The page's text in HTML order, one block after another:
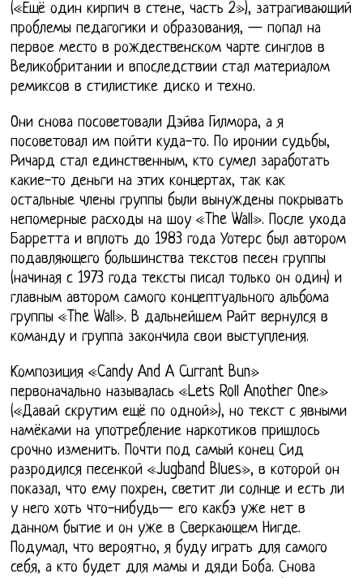
(«Ещё один кирпич в стене, часть 2»), затрагивающий
проблемы педагогики и образования, — попал на
первое место в рождественском чарте синглов в
Великобритании и впоследствии стал материалом
ремиксов в стилистике диско и техно.
Они снова посоветовали Дэйва Гилмора, а я
посоветовал им пойти куда-то. По иронии судьбы,
Ричард стал единственным, кто сумел заработать
какие-то деньги на этих концертах, так как
остальные члены группы были вынуждены покрывать
непомерные расходы на шоу «The Wall». После ухода
Барретта и вплоть до 1983 года Уотерс был автором
подавляющего большинства текстов песен группы
(начиная с 1973 года тексты писал только он один) и
главным автором самого концептуального альбома
группы «The Wall». В дальнейшем Райт вернулся в
команду и группа закончила свои выступления.
Композиция «Candy And A Currant Bun»
первоначально называлась «Lets Roll Another One»
(«Давай скрутим ещё по одной»), но текст с явными
намёками на употребление наркотиков пришлось
срочно изменить. Почти под самый конец Сид
разродился песенкой «Jugband Blues», в которой он
показал, что ему похрен, светит ли солнце и есть ли
у него хоть что-нибудь— его какбэ уже нет в
данном бытие и он уже в Сверкающем Нигде.
Подумал, что вероятно, я буду играть для самого
себя, а кто будет для мамы и дяди Боба. Снова